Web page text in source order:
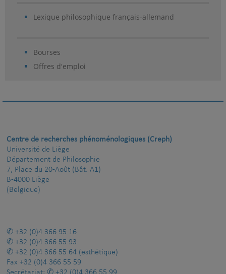
Lexique philosophique français-allemand
Bourses
Offres d'emploi
Centre de recherches phénoménologiques (Creph)
Université de Liège
Département de Philosophie
7, Place du 20-Août (Bât. A1)
B-4000 Liège
(Belgique)
+32 (0)4 366 95 16
+32 (0)4 366 55 93
+32 (0)4 366 55 64 (esthétique)
Fax +32 (0)4 366 55 59